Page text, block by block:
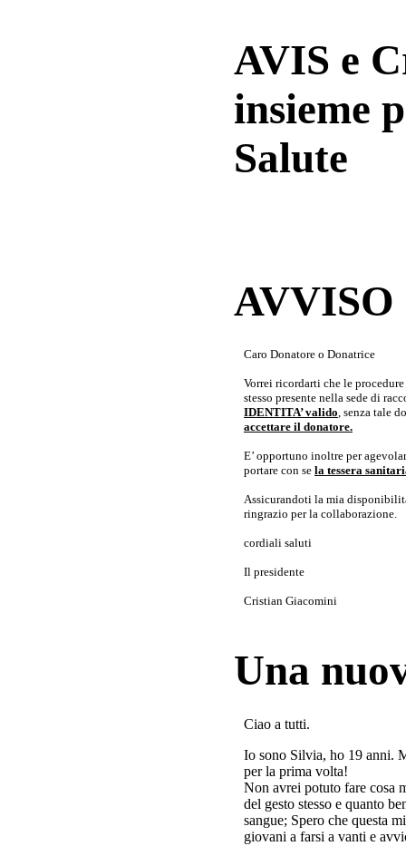
AVIS e
insieme
Salute
Caro Donatore o Donatrice
Vorrei ricordarti che le
stesso presente nella sede di
IDENTITA’ valido, senza tale
accettare il donatore.
E’ opportuno inoltre per
portare con se la tessera
Assicurandoti la mia
ringrazio per la collaborazione.
cordiali saluti
Il presidente
Cristian Giacomini
Una
Ciao a tutti.
Io sono Silvia, ho 19 anni.
per la prima volta!
Non avrei potuto fare cosa
del gesto stesso e quanto
sangue; Spero che questa
giovani a farsi a vanti e